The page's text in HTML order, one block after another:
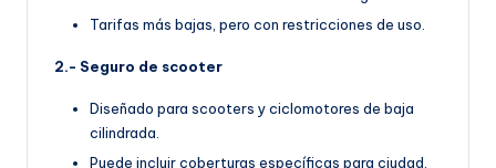
Tarifas más bajas, pero con restricciones de uso.
2.- Seguro de scooter
Diseñado para scooters y ciclomotores de baja
cilindrada.
Puede incluir coberturas específicas para ciudad.